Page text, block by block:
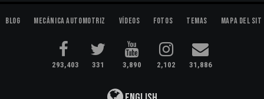
Blog Mecánica Automotriz Vídeos Fotos Temas Mapa del
293,403 331 3,890 2,102 31,886